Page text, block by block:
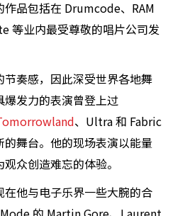
品包括在 Drumcode、RAM
等业内最受尊敬的唱片公司发
奏感，因此深受世界各地舞
发力的表演曾登上过
、Ultra 和 Fabric
舞台。他的现场表演以能量
众创造难忘的体验。
他与电子乐界一些大腕的合